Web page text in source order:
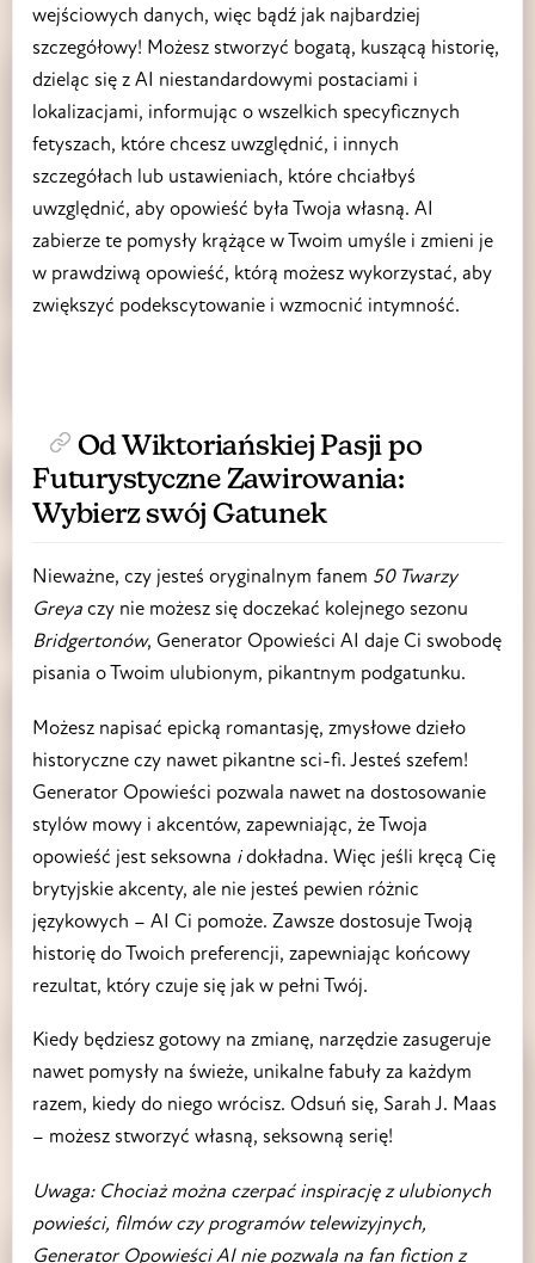
wejściowych danych, więc bądź jak najbardziej
szczegółowy! Możesz stworzyć bogatą, kuszącą historię,
dzieląc się z AI niestandardowymi postaciami i
lokalizacjami, informując o wszelkich specyficznych
fetyszach, które chcesz uwzględnić, i innych
szczegółach lub ustawieniach, które chciałbyś
uwzględnić, aby opowieść była Twoja własną. AI
zabierze te pomysły krążące w Twoim umyśle i zmieni je
w prawdziwą opowieść, którą możesz wykorzystać, aby
zwiększyć podekscytowanie i wzmocnić intymność.
Od Wiktoriańskiej Pasji po
Futurystyczne Zawirowania:
Wybierz swój Gatunek
Nieważne, czy jesteś oryginalnym fanem 50 Twarzy
Greya czy nie możesz się doczekać kolejnego sezonu
Bridgertonów, Generator Opowieści AI daje Ci swobodę
pisania o Twoim ulubionym, pikantnym podgatunku.
Możesz napisać epicką romantasję, zmysłowe dzieło
historyczne czy nawet pikantne sci-fi. Jesteś szefem!
Generator Opowieści pozwala nawet na dostosowanie
stylów mowy i akcentów, zapewniając, że Twoja
opowieść jest seksowna idokładna. Więc jeśli kręcą Cię
brytyjskie akcenty, ale nie jesteś pewien różnic
językowych – AI Ci pomoże. Zawsze dostosuje Twoją
historię do Twoich preferencji, zapewniając końcowy
rezultat, który czuje się jak w pełni Twój.
Kiedy będziesz gotowy na zmianę, narzędzie zasugeruje
nawet pomysły na świeże, unikalne fabuły za każdym
razem, kiedy do niego wrócisz. Odsuń się, Sarah J. Maas
– możesz stworzyć własną, seksowną serię!
Uwaga: Chociaż można czerpać inspirację z ulubionych
powieści, filmów czy programów telewizyjnych,
Generator Opowieści AI nie pozwala na fan fiction z